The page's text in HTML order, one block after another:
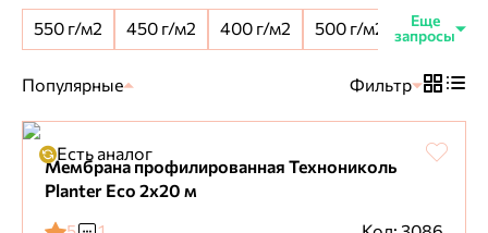
550 г/м2
450 г/м2 400 г/м2 500 г/м2 8 мм шип
Популярные Фильтр
Есть аналог
Мембрана профилированная Технониколь
Planter Eco 2х20 м